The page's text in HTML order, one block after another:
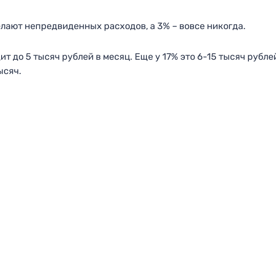
непредвиденных расходов, а 3% – вовсе никогда.
до 5 тысяч рублей в месяц. Еще у 17% это 6-15 тысяч